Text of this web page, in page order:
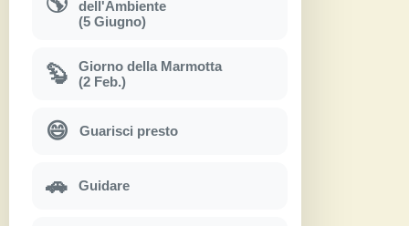
dell'Ambiente
(5 Giugno)
🦫
Giorno della Marmotta
(2 Feb.)
😄 Guarisci presto
🚗 Guidare